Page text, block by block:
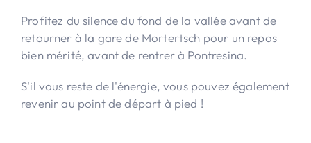
Profitez du silence du fond de la vallée avant de
retourner à la gare de Mortertsch pour un repos
bien mérité, avant de rentrer à Pontresina.
S'il vous reste de l'énergie, vous pouvez également
revenir au point de départ à pied !